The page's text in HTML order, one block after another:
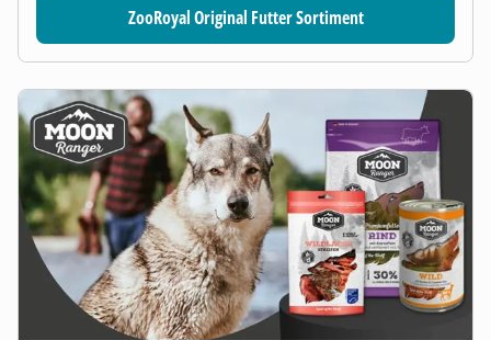
ZooRoyal Original Futter Sortiment